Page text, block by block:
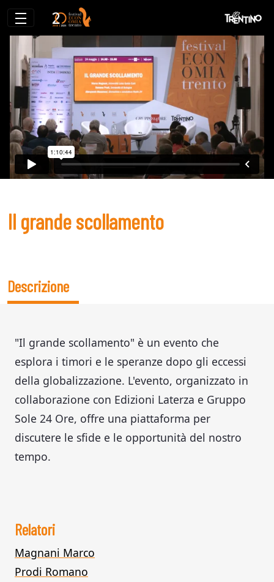
Il grande scollamento
Il grande scollamento
Descrizione
"Il grande scollamento" è un evento che
esplora i timori e le speranze dopo gli eccessi
della globalizzazione. L'evento, organizzato in
collaborazione con Edizioni Laterza e Gruppo
Sole 24 Ore, offre una piattaforma per
discutere le sfide e le opportunità del nostro
tempo.
Relatori
Magnani Marco
Prodi Romano